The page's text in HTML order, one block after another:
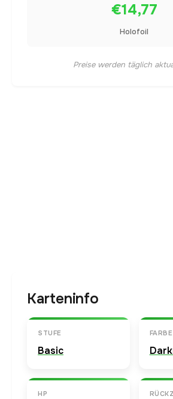
€14,77
Holofoil
Preise werden täglich
Karteninfo
STUFE
Basic
FARBE
HP